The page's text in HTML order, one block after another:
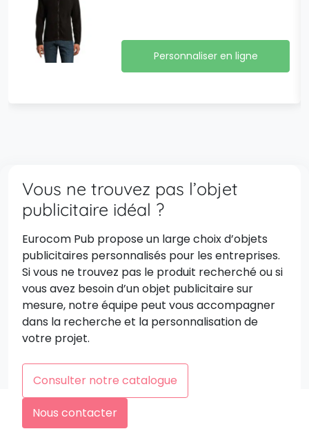
Personnaliser en ligne
Vous ne trouvez pas l’objet
publicitaire idéal ?
Eurocom Pub propose un large choix d’objets
publicitaires personnalisés pour les entreprises.
Si vous ne trouvez pas le produit recherché ou si
vous avez besoin d’un objet publicitaire sur
mesure, notre équipe peut vous accompagner
dans la recherche et la personnalisation de
votre projet.
Consulter notre catalogue
Nous contacter